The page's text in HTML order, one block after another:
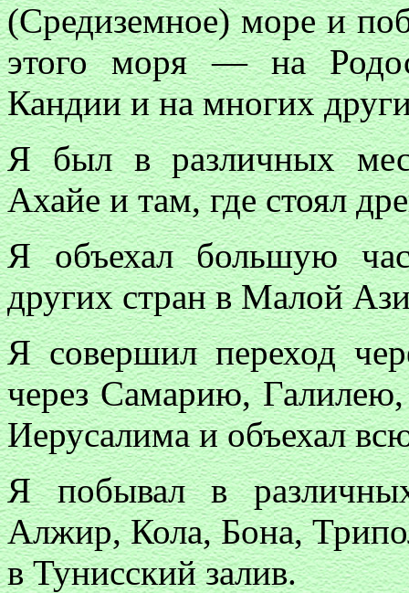
(Средиземное) море и
этого моря — на
Кандии и на многих
Я был в различных
Ахайе и там, где стоял
Я объехал большую
других стран в Малой
Я совершил переход
через Самарию,
Иерусалима и объехал
Я побывал в
Алжир, Кола, Бона,
в Тунисский залив.